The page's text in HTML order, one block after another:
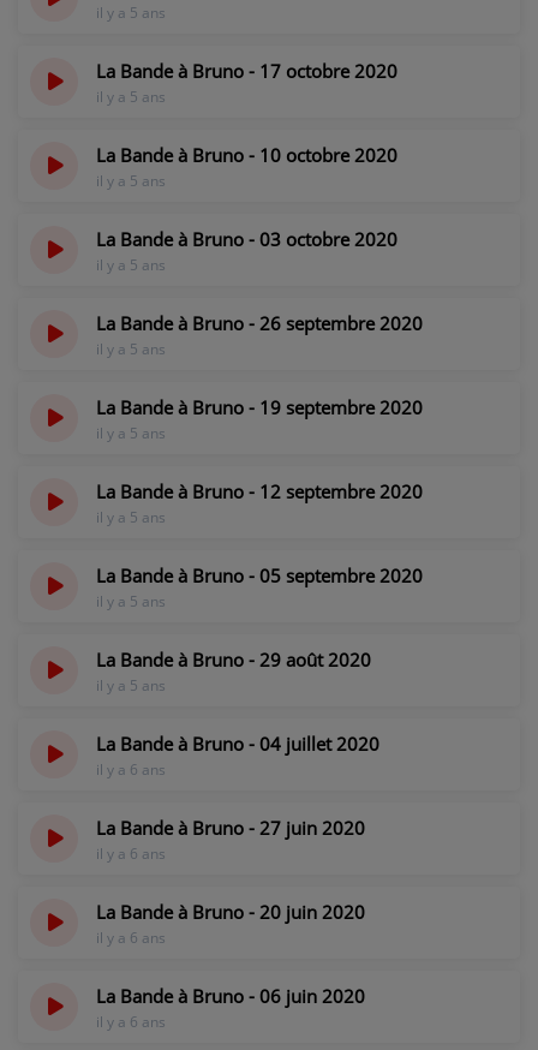
il y a 5 ans
La Bande à Bruno - 17 octobre 2020
il y a 5 ans
La Bande à Bruno - 10 octobre 2020
il y a 5 ans
La Bande à Bruno - 03 octobre 2020
il y a 5 ans
La Bande à Bruno - 26 septembre 2020
il y a 5 ans
La Bande à Bruno - 19 septembre 2020
il y a 5 ans
La Bande à Bruno - 12 septembre 2020
il y a 5 ans
La Bande à Bruno - 05 septembre 2020
il y a 5 ans
La Bande à Bruno - 29 août 2020
il y a 5 ans
La Bande à Bruno - 04 juillet 2020
il y a 6 ans
La Bande à Bruno - 27 juin 2020
il y a 6 ans
La Bande à Bruno - 20 juin 2020
il y a 6 ans
La Bande à Bruno - 06 juin 2020
il y a 6 ans